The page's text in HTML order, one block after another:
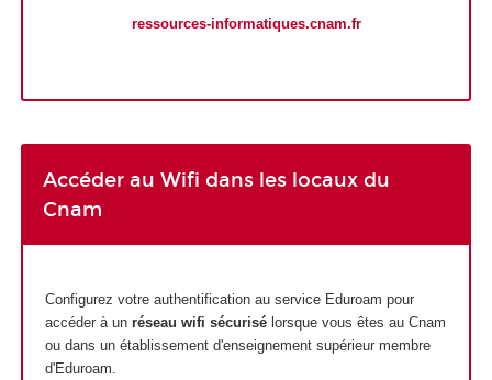
ressources-informatiques.cnam.fr
Accéder au Wifi dans les locaux du
Cnam
Configurez votre authentification au service Eduroam pour
accéder à un réseau wifi sécurisélorsque vous êtes au Cnam
ou dans un établissement d'enseignement supérieur membre
d'Eduroam.